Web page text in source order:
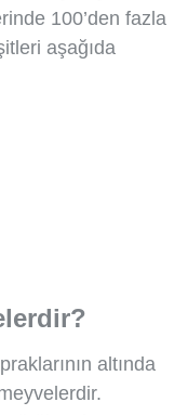
100’den fazla
aşağıda
altında